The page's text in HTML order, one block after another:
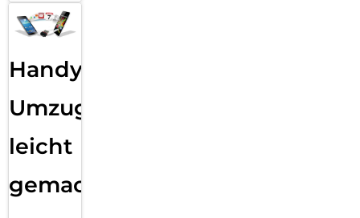
Handy
Umzug
leicht
gemacht!